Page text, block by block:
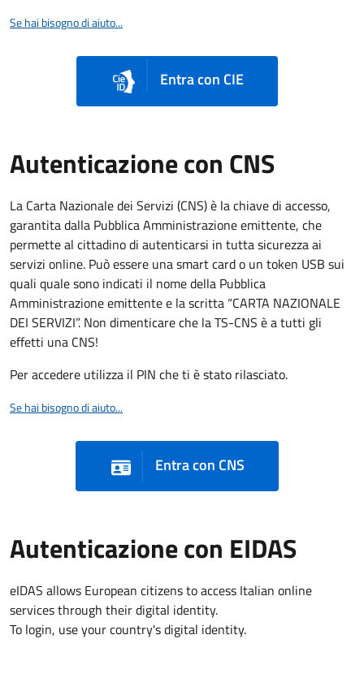
Se hai bisogno di aiuto...
Entra con CIE
Autenticazione con CNS
La Carta Nazionale dei Servizi (CNS) è la chiave di accesso,
garantita dalla Pubblica Amministrazione emittente, che
permette al cittadino di autenticarsi in tutta sicurezza ai
servizi online. Può essere una smart card o un token USB sui
quali quale sono indicati il nome della Pubblica
Amministrazione emittente e la scritta “CARTA NAZIONALE
DEI SERVIZI”. Non dimenticare che la TS-CNS è a tutti gli
effetti una CNS!
Per accedere utilizza il PIN che ti è stato rilasciato.
Se hai bisogno di aiuto...
Entra con CNS
Autenticazione con EIDAS
eIDAS allows European citizens to access Italian online
services through their digital identity.
To login, use your country's digital identity.